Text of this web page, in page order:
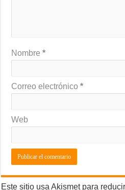
Nombre*
Correo electrónico*
Web
Este sitio usa Akismet para